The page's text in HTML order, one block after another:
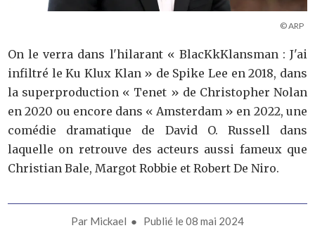
© ARP
On le verra dans l'hilarant « BlacKkKlansman : J'ai
infiltré le Ku Klux Klan » de Spike Lee en 2018, dans
la superproduction « Tenet » de Christopher Nolan
en 2020 ou encore dans « Amsterdam » en 2022, une
comédie dramatique de David O. Russell dans
laquelle on retrouve des acteurs aussi fameux que
Christian Bale, Margot Robbie et Robert De Niro.
Par Mickael ● Publié le08 mai 2024